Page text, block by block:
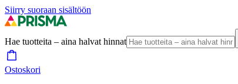
Siirry suoraan sisältöön
Hae tuotteita – aina halvat hinnat
Ostoskori